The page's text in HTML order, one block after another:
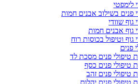
לימפטי
פנים בשילוב אבנים חמות
גוף שוודי
גוף אבנים חמות
גוף וטיפול בכוסות רוח
פנים
טיפולי פנים מסכת לד
טיפולי פנים כסף
טיפולי פנים זהב
טיפולי פנים יהלום